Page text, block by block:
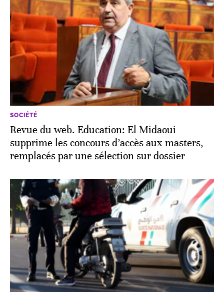
SOCIÉTÉ
Revue du web. Education: El Midaoui
supprime les concours d’accès aux masters,
remplacés par une sélection sur dossier